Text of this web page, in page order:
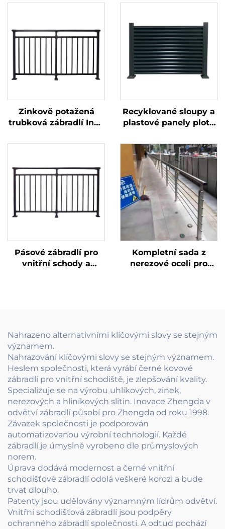
Zinkově potažená
trubková zábradlí Inox
a madla na schodiště
Recyklované sloupy a
plastové panely plotu
ekologickou zahradu,
udržitelné oplocení
Pásové zábradlí pro
vnitřní schody a
domů
Kompletní sada z
nerezové oceli pro
Nahrazeno alternativními klíčovými slovy se stejným
významem.
Nahrazování klíčovými slovy se stejným významem.
Heslem společnosti, která vyrábí černé kovové
zábradlí pro vnitřní schodiště, je zlepšování kvality.
Specializuje se na výrobu uhlíkových, zinek,
nerezových a hliníkových slitin. Inovace Zhengda v
odvětví zábradlí působí pro Zhengda od roku 1998.
Závazek společnosti je podporován
automatizovanou výrobní technologií. Každé
zábradlí je úmyslně vyrobeno dle průmyslových
norem.
Úprava dodává modernost a černé vnitřní
schodišťové zábradlí odolá veškeré korozi a bude
trvat dlouho.
Patenty jsou udělovány významným lídrům odvětví.
Vnitřní schodišťová zábradlí jsou podpěry
ochranného zábradlí společnosti. A odtud pochází